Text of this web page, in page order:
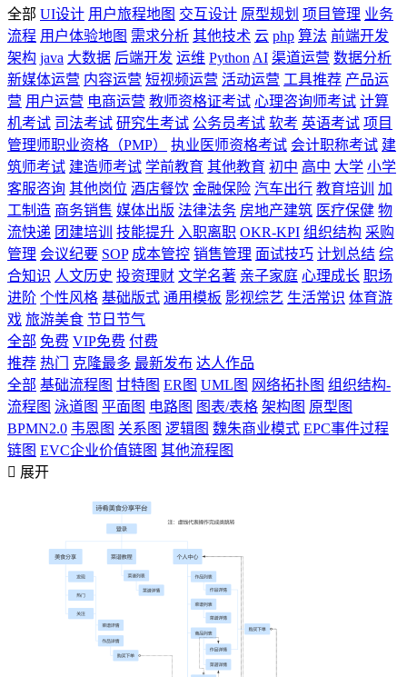
全部 UI设计 用户旅程地图 交互设计 原型规划 项目管理 业务
流程 用户体验地图 需求分析 其他技术 云 php 算法 前端开发
架构 java 大数据 后端开发 运维 Python AI 渠道运营 数据分析
新媒体运营 内容运营 短视频运营 活动运营 工具推荐 产品运
营 用户运营 电商运营 教师资格证考试 心理咨询师考试 计算
机考试 司法考试 研究生考试 公务员考试 软考 英语考试 项目
管理师职业资格（PMP）
执业医师资格考试 会计职称考试 建
筑师考试 建造师考试 学前教育 其他教育 初中 高中 大学 小学
客服咨询 其他岗位 酒店餐饮 金融保险 汽车出行 教育培训
加
工制造 商务销售 媒体出版 法律法务 房地产建筑 医疗保健 物
流快递 团建培训 技能提升 入职离职 OKR-KPI 组织结构 采购
管理 会议纪要 SOP 成本管控 销售管理 面试技巧 计划总结 综
合知识 人文历史 投资理财 文学名著 亲子家庭 心理成长 职场
进阶 个性风格 基础版式 通用模板 影视综艺 生活常识 体育游
戏 旅游美食 节日节气
全部 免费 VIP免费 付费
推荐 热门 克隆最多 最新发布 达人作品
全部 基础流程图 甘特图 ER图 UML图 网络拓扑图 组织结构-
流程图 泳道图 平面图 电路图 图表/表格 架构图 原型图
BPMN2.0 韦恩图 关系图 逻辑图 魏朱商业模式 EPC事件过程
链图 EVC企业价值链图 其他流程图
 展开